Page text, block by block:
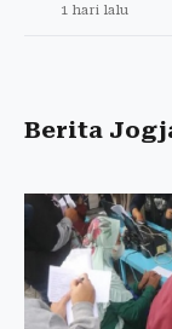
1 hari lalu
Berita